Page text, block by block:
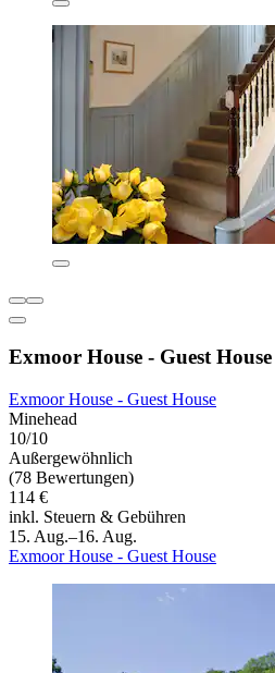
Exmoor House - Guest House
Exmoor House - Guest House
Minehead
10/10
Außergewöhnlich
(78 Bewertungen)
114 €
inkl. Steuern & Gebühren
15. Aug.–16. Aug.
Exmoor House - Guest House